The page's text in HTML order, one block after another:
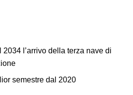
2034 l’arrivo della terza nave di
semestre dal 2020